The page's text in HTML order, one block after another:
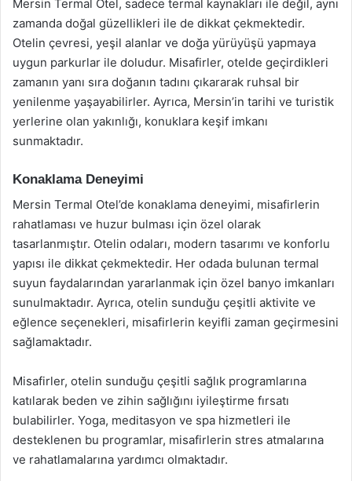
Mersin Termal Otel, sadece termal kaynakları ile değil, aynı
zamanda doğal güzellikleri ile de dikkat çekmektedir.
Otelin çevresi, yeşil alanlar ve doğa yürüyüşü yapmaya
uygun parkurlar ile doludur. Misafirler, otelde geçirdikleri
zamanın yanı sıra doğanın tadını çıkararak ruhsal bir
yenilenme yaşayabilirler. Ayrıca, Mersin’in tarihi ve turistik
yerlerine olan yakınlığı, konuklara keşif imkanı
sunmaktadır.
Konaklama Deneyimi
Mersin Termal Otel’de konaklama deneyimi, misafirlerin
rahatlaması ve huzur bulması için özel olarak
tasarlanmıştır. Otelin odaları, modern tasarımı ve konforlu
yapısı ile dikkat çekmektedir. Her odada bulunan termal
suyun faydalarından yararlanmak için özel banyo imkanları
sunulmaktadır. Ayrıca, otelin sunduğu çeşitli aktivite ve
eğlence seçenekleri, misafirlerin keyifli zaman geçirmesini
sağlamaktadır.
Misafirler, otelin sunduğu çeşitli sağlık programlarına
katılarak beden ve zihin sağlığını iyileştirme fırsatı
bulabilirler. Yoga, meditasyon ve spa hizmetleri ile
desteklenen bu programlar, misafirlerin stres atmalarına
ve rahatlamalarına yardımcı olmaktadır.